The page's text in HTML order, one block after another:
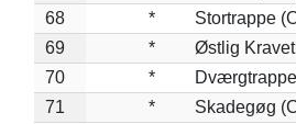
68
*
Stortrappe
69
*
Østlig
70
*
71
*
Skadegøg